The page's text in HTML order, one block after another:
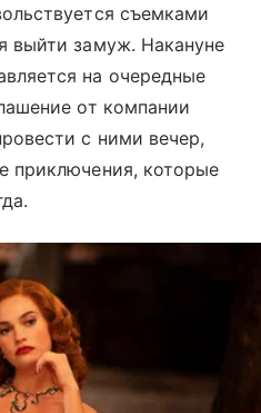
съемками
выйти замуж. Накануне
на очередные
от компании
с ними вечер,
приключения, которые